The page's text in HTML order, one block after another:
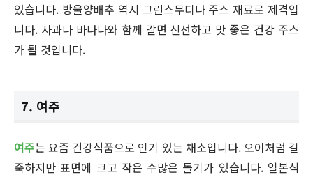
있습니다. 방울양배추 역시 그린스무디나 주스 재료로 제격입
니다. 사과나 바나나와 함께 갈면 신선하고 맛 좋은 건강 주스
가 될 것입니다.
7. 여주
여주는 요즘 건강식품으로 인기 있는 채소입니다. 오이처럼 길
죽하지만 표면에 크고 작은 수많은 돌기가 있습니다. 일본식